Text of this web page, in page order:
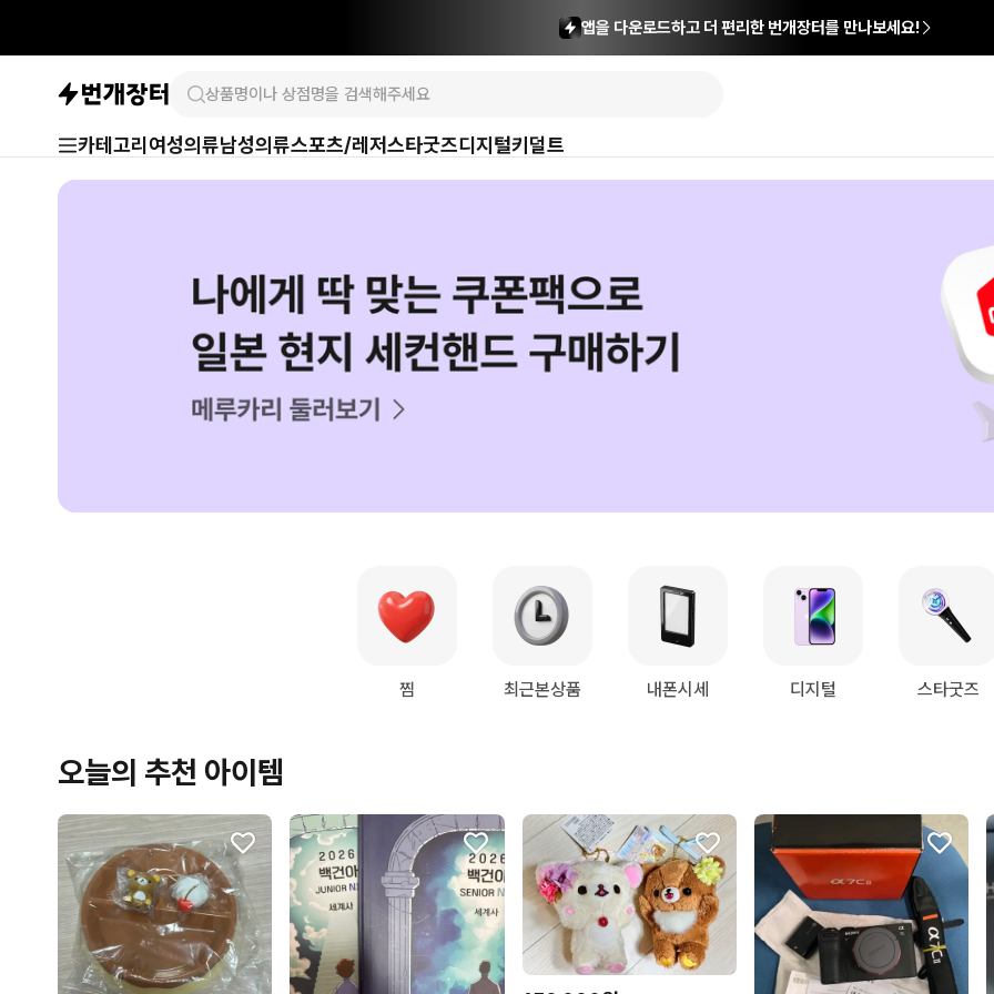
앱을 다운로드하고 더 편리한 번개장터를 만나보세요!
카테고리 여성의류남성의류스포츠/레저스타굿즈디지털키덜트
찜 최근본상품 내폰시세 디지털 스타굿즈
오늘의 추천 아이템